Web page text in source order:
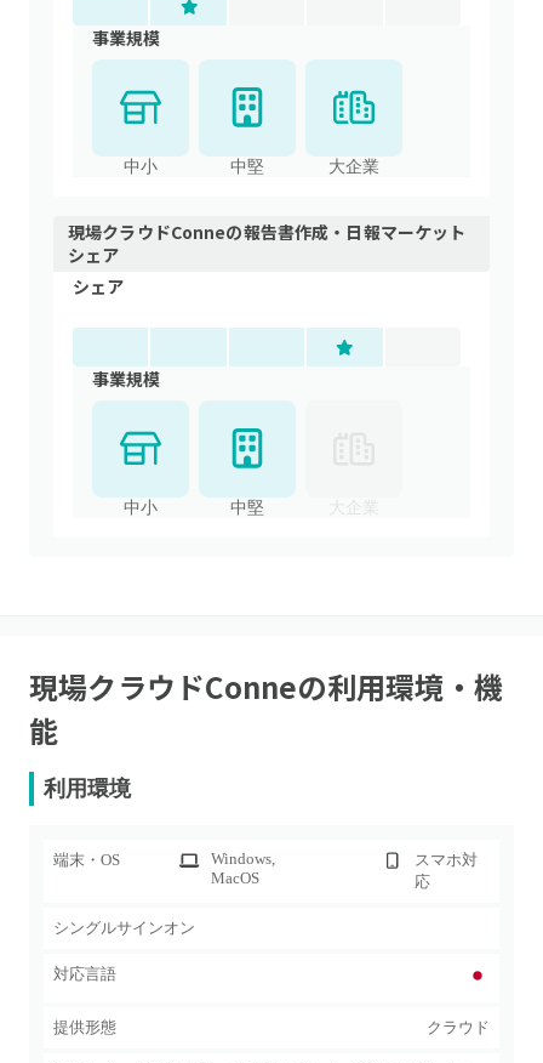
事業規模
中小 中堅 大企業
現場クラウドConneの報告書作成・日報マーケット
シェア
シェア
事業規模
中小 中堅 大企業
現場クラウドConneの利用環境・機
能
利用環境
端末・OS Windows,
MacOS
スマホ対
応
シングルサインオン
対応言語
提供形態 クラウド